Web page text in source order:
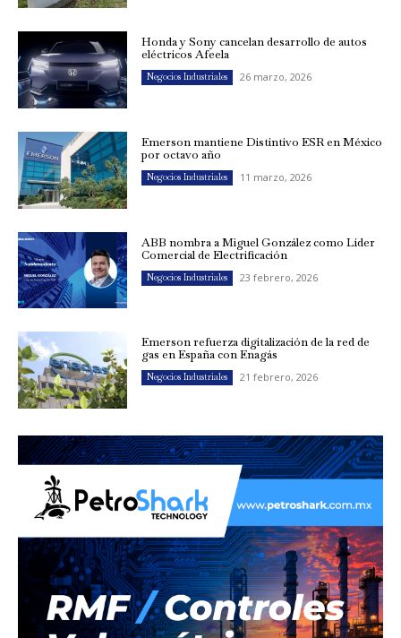
Honda y Sony cancelan desarrollo de autos
eléctricos Afeela
Negocios Industriales 26 marzo, 2026
Emerson mantiene Distintivo ESR en México
por octavo año
Negocios Industriales 11 marzo, 2026
ABB nombra a Miguel González como Líder
Comercial de Electrificación
Negocios Industriales 23 febrero, 2026
Emerson refuerza digitalización de la red de
gas en España con Enagás
Negocios Industriales 21 febrero, 2026